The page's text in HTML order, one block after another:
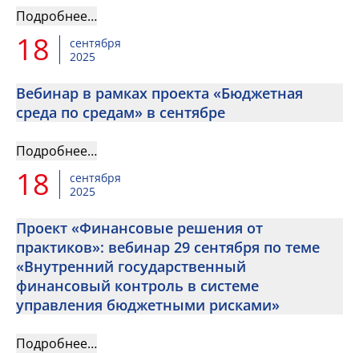
Подробнее…
18
сентября
2025
Вебинар в рамках проекта «Бюджетная
среда по средам» в сентябре
Подробнее…
18
сентября
2025
Проект «Финансовые решения от
практиков»: вебинар 29 сентября по теме
«Внутренний государственный
финансовый контроль в системе
управления бюджетными рисками»
Подробнее…